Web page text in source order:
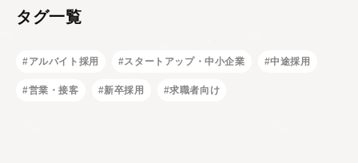
タグ一覧
#アルバイト採用 #スタートアップ・中小企業 #中途採用
#営業・接客 #新卒採用 #求職者向け